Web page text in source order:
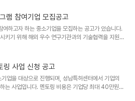
램 참여기업 모집공고
하고자 하는 중소기업을 모집하는 공고가 있습니다.
키기 위해 해외 우수 연구기관과의 기술협력을 지원하
20일까지입니다. 신청은 중소기업기술개발사업 종
로벌R&D팀으로 연락 주세요.[상세내용]■ 공고 제목
기업 모집공고 ■ 지원유형중소기업기술정보진흥원 ■
프로그램」참여기업 모집공고국내 혁신 중소벤처기
외 우수연구기관과의 기술협력을 지원하는「글로벌
링 사업 신청 공고
업을 대상으로 진행되며, 성남특허센터에서 기업의
는 사업입니다. 멘토링 비용은 기업당 최대 40만원까
참여할 수 있습니다. 사업은 성남산업진흥원에서 수행